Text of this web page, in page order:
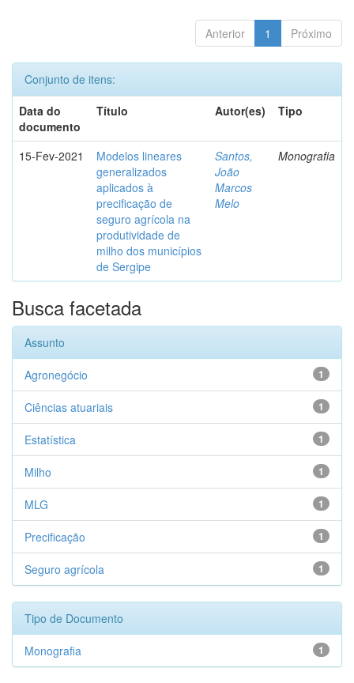
Anterior 1 Próximo
Conjunto de itens:
Data do
documento
Título Autor(es) Tipo
15-Fev-2021
Modelos lineares
generalizados
aplicados à
precificação de
seguro agrícola na
produtividade de
milho dos municípios
de Sergipe
Santos,
João
Marcos
Melo
Monografia
Busca facetada
Assunto
1
Agronegócio
1
Ciências atuariais
1
Estatística
1
Milho
1
MLG
1
Precificação
1
Seguro agrícola
Tipo de Documento
1
Monografia